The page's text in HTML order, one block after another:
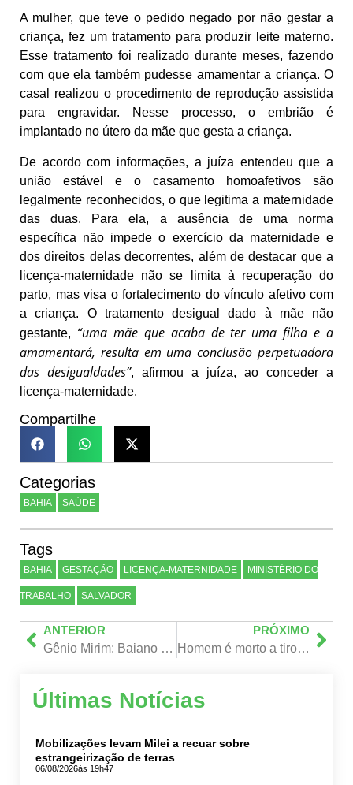
A mulher, que teve o pedido negado por não gestar a
criança, fez um tratamento para produzir leite materno.
Esse tratamento foi realizado durante meses, fazendo
com que ela também pudesse amamentar a criança. O
casal realizou o procedimento de reprodução assistida
para engravidar. Nesse processo, o embrião é
implantado no útero da mãe que gesta a criança.
De acordo com informações, a juíza entendeu que a
união estável e o casamento homoafetivos são
legalmente reconhecidos, o que legitima a maternidade
das duas. Para ela, a ausência de uma norma
específica não impede o exercício da maternidade e
dos direitos delas decorrentes, além de destacar que a
licença-maternidade não se limita à recuperação do
parto, mas visa o fortalecimento do vínculo afetivo com
a criança. O tratamento desigual dado à mãe não
gestante, “uma mãe que acaba de ter uma filha e a
amamentará, resulta em uma conclusão perpetuadora
das desigualdades”, afirmou a juíza, ao conceder a
licença-maternidade.
Compartilhe
Categorias
BAHIA SAÚDE
Tags
BAHIA GESTAÇÃO LICENÇA-MATERNIDADE MINISTÉRIO DO
TRABALHO SALVADOR
ANTERIOR
Gênio Mirim: Baiano de 2 anos se torna o brasileiro mais jovem a integrar sociedade de alto QI
PRÓXIMO
Homem é morto a tiros após tentar invadir casa da ex-companheira
Últimas Notícias
Mobilizações levam Milei a recuar sobre
estrangeirização de terras
06/08/2026às 19h47